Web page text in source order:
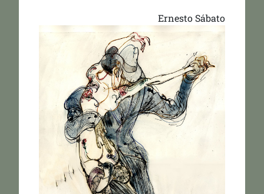
Ernesto Sábato